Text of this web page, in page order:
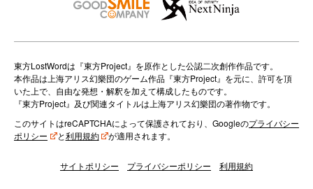
o
n
東方LostWordは『東方Project』を原作とした公認二次創作作品です。
本作品は上海アリス幻樂団のゲーム作品『東方Project』を元に、許可を頂
いた上で、自由な発想・解釈を加えて構成したものです。
『東方Project』及び関連タイトルは上海アリス幻樂団の著作物です。
このサイトはreCAPTCHAによって保護されており、Googleのプライバシー
ポリシー
と利用規約 が適用されます。
サイトポリシー プライバシーポリシー 利用規約